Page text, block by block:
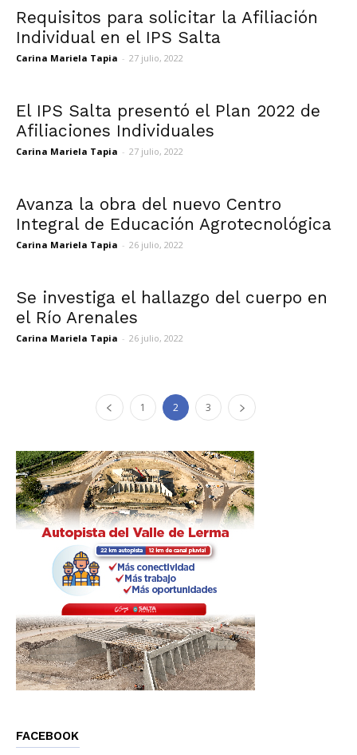
Requisitos para solicitar la Afiliación
Individual en el IPS Salta
Carina Mariela Tapia - 27 julio, 2022
El IPS Salta presentó el Plan 2022 de
Afiliaciones Individuales
Carina Mariela Tapia - 27 julio, 2022
Avanza la obra del nuevo Centro
Integral de Educación Agrotecnológica
Carina Mariela Tapia - 26 julio, 2022
Se investiga el hallazgo del cuerpo en
el Río Arenales
Carina Mariela Tapia - 26 julio, 2022
1 2 3
FACEBOOK